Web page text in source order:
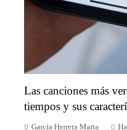
Las canciones más
tiempos y sus
García Herrera Marta